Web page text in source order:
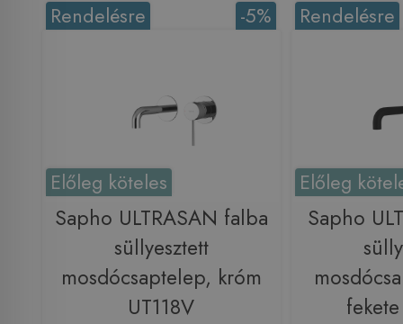
-5%
Rendelésre
Előleg köteles
Sapho ULTRASAN falba
süllyesztett
mosdócsaptelep, króm
UT118V
Rendelésre
Előleg
Sapho